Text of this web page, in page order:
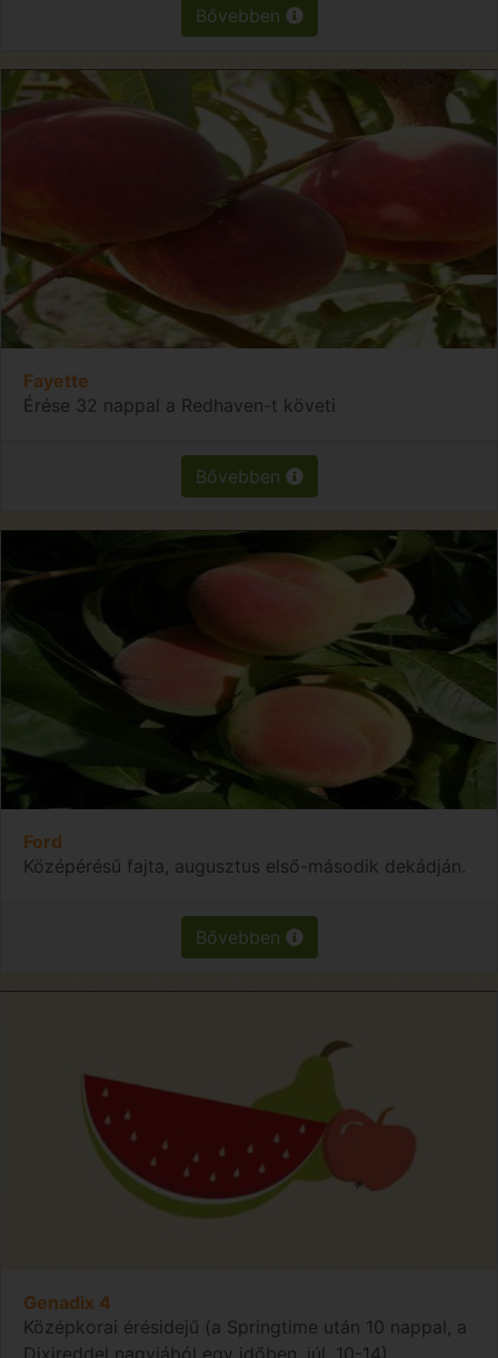
Bővebben
Fayette
Érése 32 nappal a Redhaven-t követi
Bővebben
Ford
Középérésű fajta, augusztus első-második dekádján.
Bővebben
Genadix 4
Középkorai érésidejű (a Springtime után 10 nappal, a
Dixireddel nagyjából egy időben, júl. 10-14).